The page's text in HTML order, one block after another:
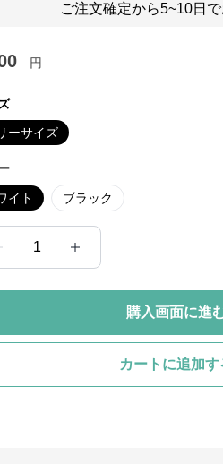
ご注文確定から5~10日
円
ーサイズ
イト ブラック
1
購入画面に進
カートに追加す